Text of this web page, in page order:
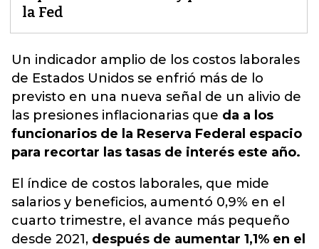
la Fed
Un indicador amplio de los costos laborales
de Estados Unidos se enfrió más de lo
previsto en una nueva señal de un alivio de
las presiones inflacionarias que da a los
funcionarios de la Reserva Federal espacio
para recortar las tasas de interés este año.
El índice de costos laborales, que mide
salarios y beneficios, aumentó 0,9% en el
cuarto trimestre, el avance más pequeño
desde 2021, después de aumentar 1,1% en el